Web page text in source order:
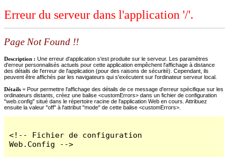
Erreur du serveur dans l'application '/'.
Page Not Found !!
Description : Une erreur d'application s'est produite sur le serveur. Les paramètres
d'erreur personnalisés actuels pour cette application empêchent l'affichage à distance
des détails de l'erreur de l'application (pour des raisons de sécurité). Cependant, ils
peuvent être affichés par les navigateurs qui s'exécutent sur l'ordinateur serveur local.
Détails = Pour permettre l'affichage des détails de ce message d'erreur spécifique sur les
ordinateurs distants, créez une balise <customErrors> dans un fichier de configuration
"web.config" situé dans le répertoire racine de l'application Web en cours. Attribuez
ensuite la valeur "off" à l'attribut "mode" de cette balise <customErrors>.
<!-- Fichier de configuration
Web.Config -->